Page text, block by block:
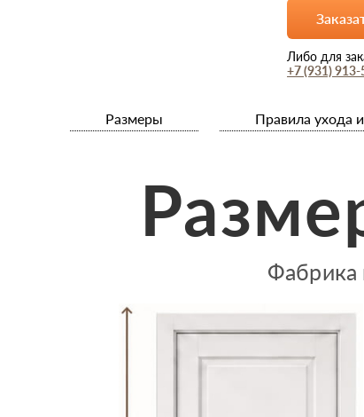
Либо для
+7 (931)
Размеры Правила ухода
Фабрика